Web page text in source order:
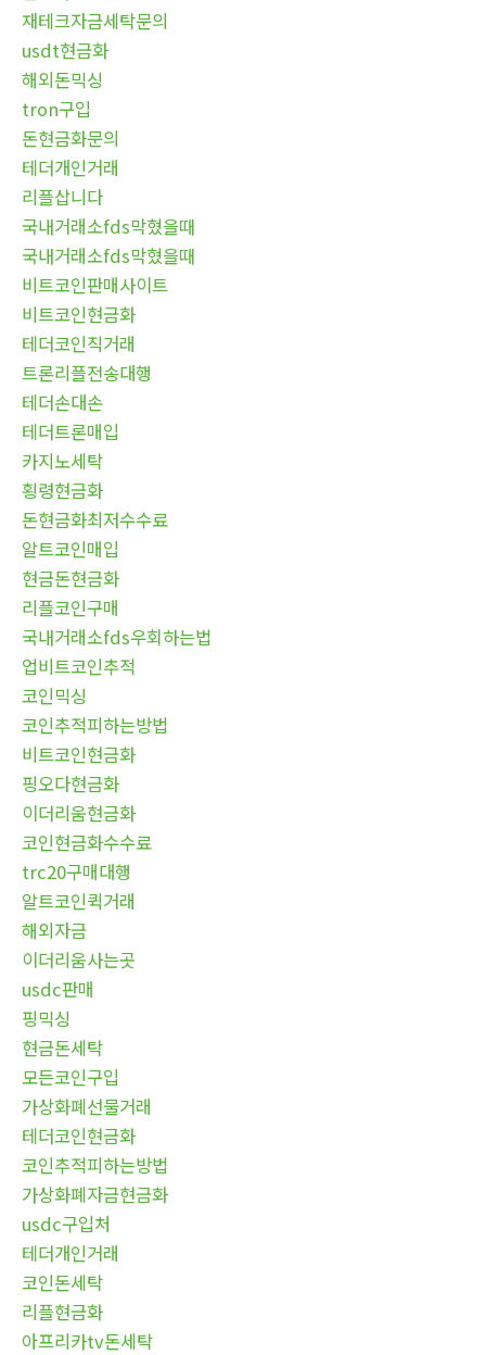
재테크자금세탁문의
usdt현금화
해외돈믹싱
tron구입
돈현금화문의
테더개인거래
리플삽니다
국내거래소fds막혔을때
국내거래소fds막혔을때
비트코인판매사이트
비트코인현금화
테더코인직거래
트론리플전송대행
테더손대손
테더트론매입
카지노세탁
횡령현금화
돈현금화최저수수료
알트코인매입
현금돈현금화
리플코인구매
국내거래소fds우회하는법
업비트코인추적
코인믹싱
코인추적피하는방법
비트코인현금화
핑오다현금화
이더리움현금화
코인현금화수수료
trc20구매대행
알트코인퀵거래
해외자금
이더리움사는곳
usdc판매
핑믹싱
현금돈세탁
모든코인구입
가상화폐선물거래
테더코인현금화
코인추적피하는방법
가상화폐자금현금화
usdc구입처
테더개인거래
코인돈세탁
리플현금화
아프리카tv돈세탁